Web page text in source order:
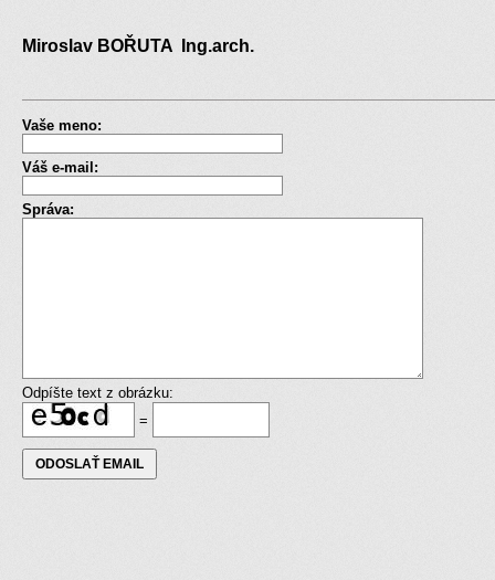
Miroslav BOŘUTA Ing.arch.
Vaše meno:
Váš e-mail:
Správa:
Odpíšte text z obrázku:
=